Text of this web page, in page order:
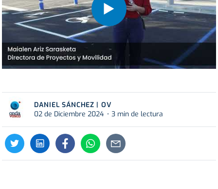
DANIEL SÁNCHEZ | OV
02 de Diciembre 2024
3 min de lectura